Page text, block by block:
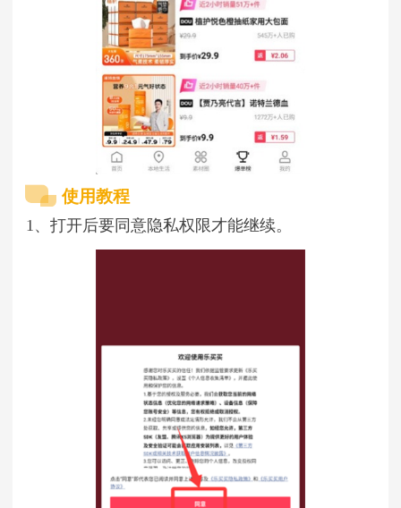
使用教程
1、打开后要同意隐私权限才能继续。